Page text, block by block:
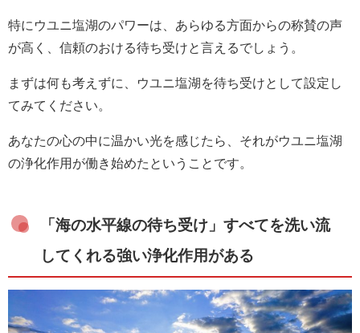
特にウユニ塩湖のパワーは、あらゆる方面からの称賛の声
が高く、信頼のおける待ち受けと言えるでしょう。
まずは何も考えずに、ウユニ塩湖を待ち受けとして設定し
てみてください。
あなたの心の中に温かい光を感じたら、それがウユニ塩湖
の浄化作用が働き始めたということです。
「海の水平線の待ち受け」すべてを洗い流
してくれる強い浄化作用がある